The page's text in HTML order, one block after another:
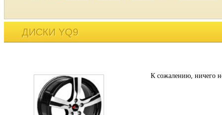
ДИСКИ YQ9
К сожалению, ничего